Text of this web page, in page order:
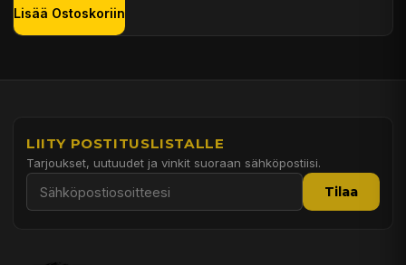
Lisää Ostoskoriin
LIITY POSTITUSLISTALLE
Tarjoukset, uutuudet ja vinkit suoraan sähköpostiisi.
Tilaa